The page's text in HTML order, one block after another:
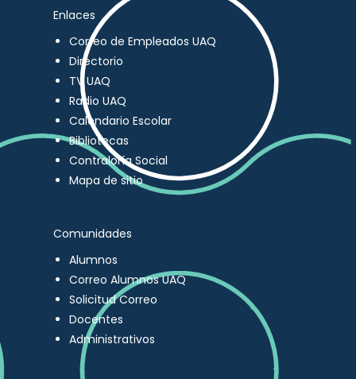
Enlaces
Correo de Empleados UAQ
Directorio
TV UAQ
Radio UAQ
Calendario Escolar
Bibliotecas
Contraloría Social
Mapa de sitio
Comunidades
Alumnos
Correo Alumnos UAQ
Solicitud Correo
Docentes
Administrativos